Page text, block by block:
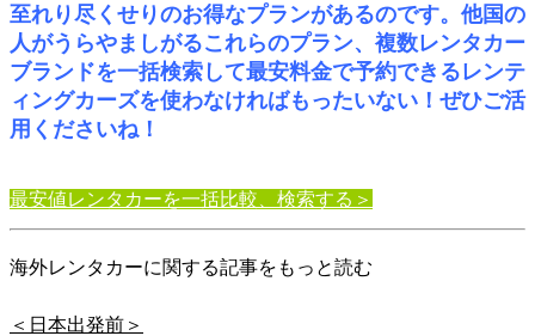
至れり尽くせりのお得なプランがあるのです。他国の
人がうらやましがるこれらのプラン、複数レンタカー
ブランドを一括検索して最安料金で予約できるレンテ
ィングカーズを使わなければもったいない！ぜひご活
用くださいね！
最安値レンタカーを一括比較、検索する＞
海外レンタカーに関する記事をもっと読む
＜日本出発前＞